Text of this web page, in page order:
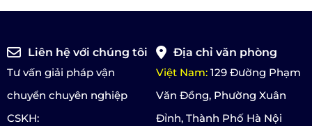
Liên hệ với chúng tôi
Tư vấn giải pháp vận
chuyển chuyên nghiệp
CSKH:
Địa chỉ văn phòng
Việt Nam: 129 Đường Phạm
Văn Đồng, Phường Xuân
Đỉnh, Thành Phố Hà Nội